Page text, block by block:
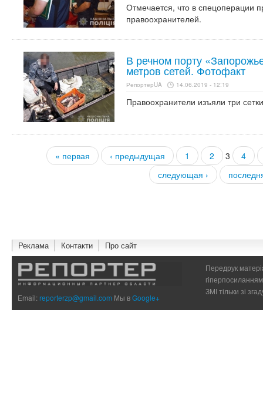
Отмечается, что в спецоперации
правоохранителей.
В речном порту
метров сетей. Фотофакт
РепортерUA 14.06.2019 - 12:19
Правоохранители изъяли три
Страницы
« первая ‹ предыдущая 1 2 3
4
следующая ›
Реклама Контакти Про сайт
Email:reporterzp@gmail.com Мы вGoogle+
Передрук
ЗМІ тільки зі